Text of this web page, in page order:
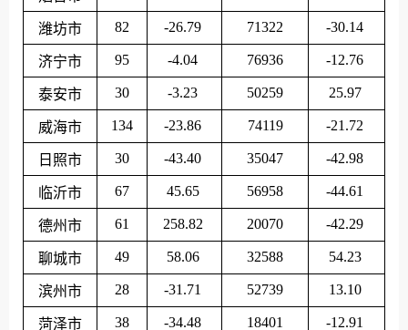
潍坊市 82 -26.79 71322 -30.14
济宁市 95 -4.04 76936 -12.76
泰安市 30 -3.23 50259 25.97
威海市 134 -23.86 74119 -21.72
日照市 30 -43.40 35047 -42.98
临沂市 67 45.65 56958 -44.61
德州市 61 258.82 20070 -42.29
聊城市 49 58.06 32588 54.23
滨州市 28 -31.71 52739 13.10
菏泽市 38 -34.48 18401 -12.91